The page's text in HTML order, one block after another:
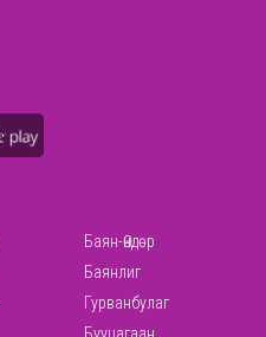
Баян-Өндөр
Баянлиг
Гурванбулаг